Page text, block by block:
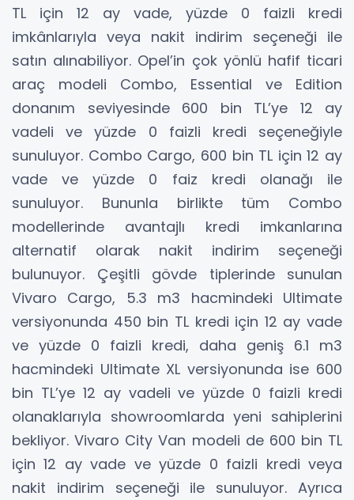
TL için 12 ay vade, yüzde 0 faizli kredi
imkânlarıyla veya nakit indirim seçeneği ile
satın alınabiliyor. Opel’in çok yönlü hafif ticari
araç modeli Combo, Essential ve Edition
donanım seviyesinde 600 bin TL’ye 12 ay
vadeli ve yüzde 0 faizli kredi seçeneğiyle
sunuluyor. Combo Cargo, 600 bin TL için 12 ay
vade ve yüzde 0 faiz kredi olanağı ile
sunuluyor. Bununla birlikte tüm Combo
modellerinde avantajlı kredi imkanlarına
alternatif olarak nakit indirim seçeneği
bulunuyor. Çeşitli gövde tiplerinde sunulan
Vivaro Cargo, 5.3 m3 hacmindeki Ultimate
versiyonunda 450 bin TL kredi için 12 ay vade
ve yüzde 0 faizli kredi, daha geniş 6.1 m3
hacmindeki Ultimate XL versiyonunda ise 600
bin TL’ye 12 ay vadeli ve yüzde 0 faizli kredi
olanaklarıyla showroomlarda yeni sahiplerini
bekliyor. Vivaro City Van modeli de 600 bin TL
için 12 ay vade ve yüzde 0 faizli kredi veya
nakit indirim seçeneği ile sunuluyor. Ayrıca